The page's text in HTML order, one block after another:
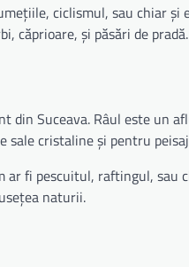
ciclismul, sau chiar și
căprioare, și păsări de pradă.
Suceava. Râul este un
sale cristaline și pentru
fi pescuitul, raftingul, sau
naturii.